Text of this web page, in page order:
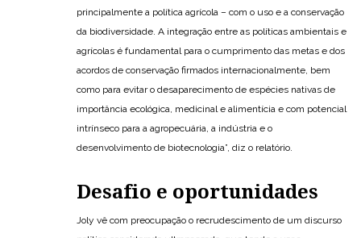
principalmente a política agrícola – com o uso e a conservação
da biodiversidade. A integração entre as políticas ambientais e
agrícolas é fundamental para o cumprimento das metas e dos
acordos de conservação firmados internacionalmente, bem
como para evitar o desaparecimento de espécies nativas de
importância ecológica, medicinal e alimentícia e com potencial
intrínseco para a agropecuária, a indústria e o
desenvolvimento de biotecnologia”, diz o relatório.
Desafio e oportunidades
Joly vê com preocupação o recrudescimento de um discurso